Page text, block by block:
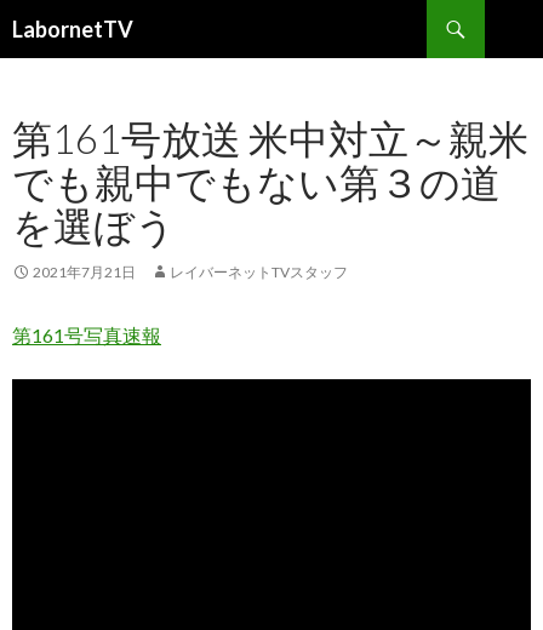
LabornetTV
索
ン
ツ
へ
動
第161号放送 米中対立～親米
でも親中でもない第３の道
を選ぼう
2021年7月21日 レイバーネットTVスタッフ
第161号写真速報